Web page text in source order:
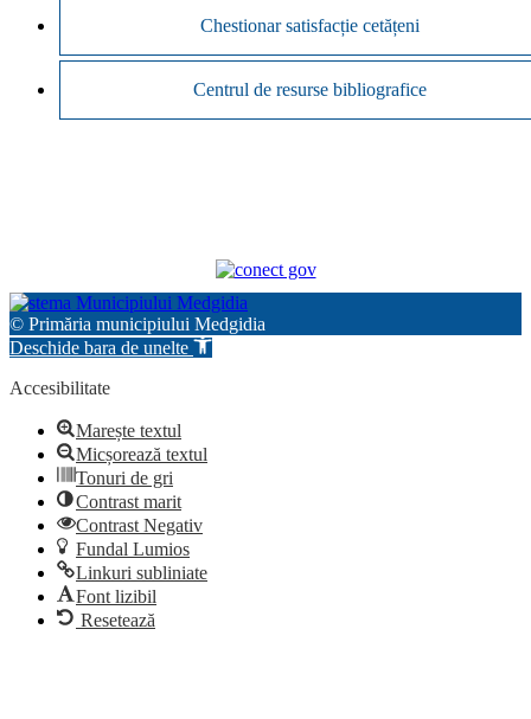
Chestionar satisfacție cetățeni
Centrul de resurse bibliografice
© Primăria municipiului Medgidia
Deschide bara de unelte
Accesibilitate
Marește textul
Micșorează textul
Tonuri de gri
Contrast marit
Contrast Negativ
Fundal Lumios
Linkuri subliniate
Font lizibil
Resetează